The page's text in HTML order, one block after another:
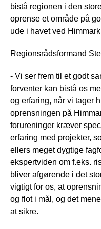
bistå regionen i den
oprense et område på
ude i havet ved
Regionsrådsformand
- Vi ser frem til et godt
forventer kan bistå os
og erfaring, når vi tager
oprensningen på
forureninger kræver
erfaring med projekter,
ellers meget dygtige
ekspertviden om f.eks.
bliver afgørende i det
vigtigt for os, at
og flot i mål, og det
at sikre.